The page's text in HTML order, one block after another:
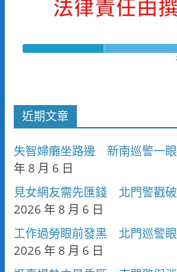
近期文章
失智婦癱坐路邊 新南巡警一
年 8 月 6 日
見女網友需先匯錢 北門警戳
2026 年 8 月 6 日
工作過勞眼前發黑 北門巡警
2026 年 8 月 6 日